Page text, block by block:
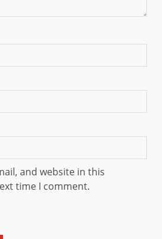
and website in this
time I comment.